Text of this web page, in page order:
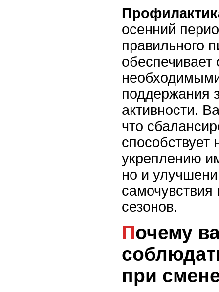
осенний
правильного
обеспечивает
поддержания
активности.
что
способствует
укреплению
но и
сезонов.
Почему важно
при